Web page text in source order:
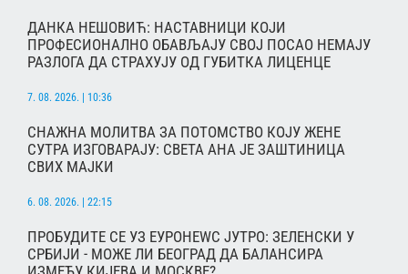
ДАНКА НЕШОВИЋ: НАСТАВНИЦИ КОЈИ
ПРОФЕСИОНАЛНО ОБАВЉАЈУ СВОЈ ПОСАО НЕМАЈУ
РАЗЛОГА ДА СТРАХУЈУ ОД ГУБИТКА ЛИЦЕНЦЕ
7. 08. 2026. | 10:36
СНАЖНА МОЛИТВА ЗА ПОТОМСТВО КОЈУ ЖЕНЕ
СУТРА ИЗГОВАРАЈУ: СВЕТА АНА ЈЕ ЗАШТИНИЦА
СВИХ МАЈКИ
6. 08. 2026. | 22:15
ПРОБУДИТЕ СЕ УЗ ЕУРОНЕWС ЈУТРО: ЗЕЛЕНСКИ У
СРБИЈИ - МОЖЕ ЛИ БЕОГРАД ДА БАЛАНСИРА